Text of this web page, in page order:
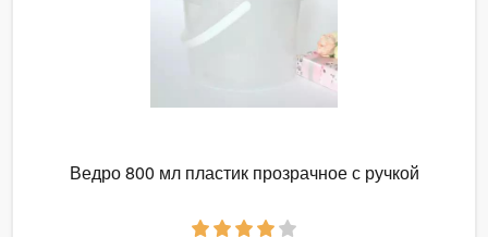
Ведро 800 мл пластик прозрачное с ручкой